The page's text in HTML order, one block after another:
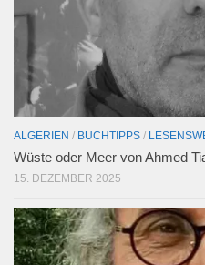
ALGERIEN / BUCHTIPPS /
Wüste oder Meer von Ahmed
15. DEZEMBER 2025